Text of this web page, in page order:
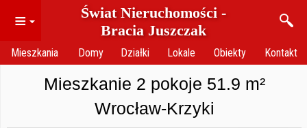
≡
Świat Nieruchomości -
Bracia Juszczak
Mieszkania Domy Działki Lokale Obiekty Kontakt
Mieszkanie 2 pokoje 51.9 m²
Wrocław-Krzyki